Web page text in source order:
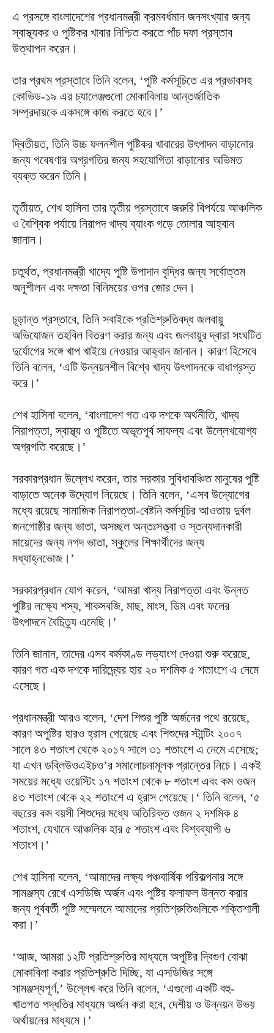
এ প্রসঙ্গে বাংলাদেশের প্রধানমন্ত্রী ক্রমবর্ধমান জনসংখ্যার জন্য
স্বাস্থ্যকর ও পুষ্টিকর খাবার নিশ্চিত করতে পাঁচ দফা প্রস্তাব
উত্থাপন করেন।
তার প্রথম প্রস্তাবে তিনি বলেন, ‘পুষ্টি কর্মসূচিতে এর প্রভাবসহ
কোভিড-১৯ এর চ্যালেঞ্জগুলো মোকাবিলায় আন্তর্জাতিক
সম্প্রদায়কে একসঙ্গে কাজ করতে হবে।’
দ্বিতীয়ত, তিনি উচ্চ ফলনশীল পুষ্টিকর খাবারের উৎপাদন বাড়ানোর
জন্য গবেষণার অগ্রগতির জন্য সহযোগিতা বাড়ানোর অভিমত
ব্যক্ত করেন তিনি।
তৃতীয়ত, শেখ হাসিনা তার তৃতীয় প্রস্তাবে জরুরি বিপর্যয়ে আঞ্চলিক
ও বৈশ্বিক পর্যায়ে নিরাপদ খাদ্য ব্যাংক গড়ে তোলার আহ্বান
জানান।
চতুর্থত, প্রধানমন্ত্রী খাদ্যে পুষ্টি উপাদান বৃদ্ধির জন্য সর্বোত্তম
অনুশীলন এবং দক্ষতা বিনিময়ের ওপর জোর দেন।
চূড়ান্ত প্রস্তাবে, তিনি সবাইকে প্রতিশ্রুতিবদ্ধ জলবায়ু
অভিযোজন তহবিল বিতরণ করার জন্য এবং জলবায়ুর দ্বারা সংঘটিত
দুর্যোগের সঙ্গে খাপ খাইয়ে নেওয়ার আহ্বান জানান। কারণ হিসেবে
তিনি বলেন, ‘এটি উন্নয়নশীল বিশ্বে খাদ্য উৎপাদনকে বাধাগ্রস্ত
করে।’
শেখ হাসিনা বলেন, ‘বাংলাদেশ গত এক দশকে অর্থনীতি, খাদ্য
নিরাপত্তা, স্বাস্থ্য ও পুষ্টিতে অভূতপূর্ব সাফল্য এবং উল্লেখযোগ্য
অগ্রগতি করেছে।’
সরকারপ্রধান উল্লেখ করেন, তার সরকার সুবিধাবঞ্চিত মানুষের পুষ্টি
বাড়াতে অনেক উদ্যোগ নিয়েছে। তিনি বলেন, ‘এসব উদ্যোগের
মধ্যে রয়েছে সামাজিক নিরাপত্তা-বেষ্টনি কর্মসূচির আওতায় দুর্বল
জনগোষ্ঠীর জন্য ভাতা, অসচ্ছল অন্তঃসত্ত্বা ও স্তন্যদানকারী
মায়েদের জন্য নগদ ভাতা, স্কুলের শিক্ষার্থীদের জন্য
মধ্যাহ্নভোজ।’
সরকারপ্রধান যোগ করেন, ‘আমরা খাদ্য নিরাপত্তা এবং উন্নত
পুষ্টির লক্ষ্যে শস্য, শাকসবজি, মাছ, মাংস, ডিম এবং ফলের
উৎপাদনে বৈচিত্র্য এনেছি।’
তিনি জানান, তাদের এসব কর্মকাণ্ড লভ্যাংশ দেওয়া শুরু করেছে,
কারণ গত এক দশকে দারিদ্র্যের হার ২০ দশমিক ৫ শতাংশে এ নেমে
এসেছে।
প্রধানমন্ত্রী আরও বলেন, ‘দেশ শিশুর পুষ্টি অর্জনের পথে রয়েছে,
কারণ অপুষ্টির হারও হ্রাস পেয়েছে এবং শিশুদের স্টান্টিং ২০০৭
সালে ৪৩ শতাংশ থেকে ২০১৭ সালে ৩১ শতাংশে এ নেমে এসেছে;
যা এখন ডব্লিউওএইচও’র সমালোচনামূলক প্রান্তের নিচে। একই
সময়ের মধ্যে ওয়েস্টিং ১৭ শতাংশ থেকে ৮ শতাংশ এবং কম ওজন
৪৩ শতাংশ থেকে ২২ শতাংশে এ হ্রাস পেয়েছে।‘ তিনি বলেন, ‘৫
বছরের কম বয়সী শিশুদের মধ্যে অতিরিক্ত ওজন ২ দশমিক ৪
শতাংশ, যেখানে আঞ্চলিক হার ৫ শতাংশ এবং বিশ্বব্যাপী ৬
শতাংশ।’
শেখ হাসিনা বলেন, ‘আমাদের লক্ষ্য পঞ্চবার্ষিক পরিকল্পনার সঙ্গে
সামঞ্জস্য রেখে এসডিজি অর্জন এবং পুষ্টির ফলাফল উন্নত করার
জন্য পূর্ববর্তী পুষ্টি সম্মেলনে আমাদের প্রতিশ্রুতিগুলিকে শক্তিশালী
করা।’
‘আজ, আমরা ১২টি প্রতিশ্রুতির মাধ্যমে অপুষ্টির দ্বিগুণ বোঝা
মোকাবিলা করার প্রতিশ্রুতি দিচ্ছি, যা এসডিজির সঙ্গে
সামঞ্জস্যপূর্ণ,’ উল্লেখ করে তিনি বলেন, ‘এগুলো একটি বহু-
খাতগত পদ্ধতির মাধ্যমে অর্জন করা হবে, দেশীয় ও উন্নয়ন উভয়
অর্থায়নের মাধ্যমে।’